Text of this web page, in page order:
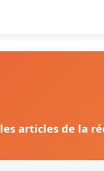
articles de la